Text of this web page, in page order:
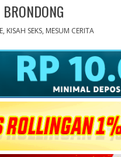
, KISAH SEKS, MESUM CERITA